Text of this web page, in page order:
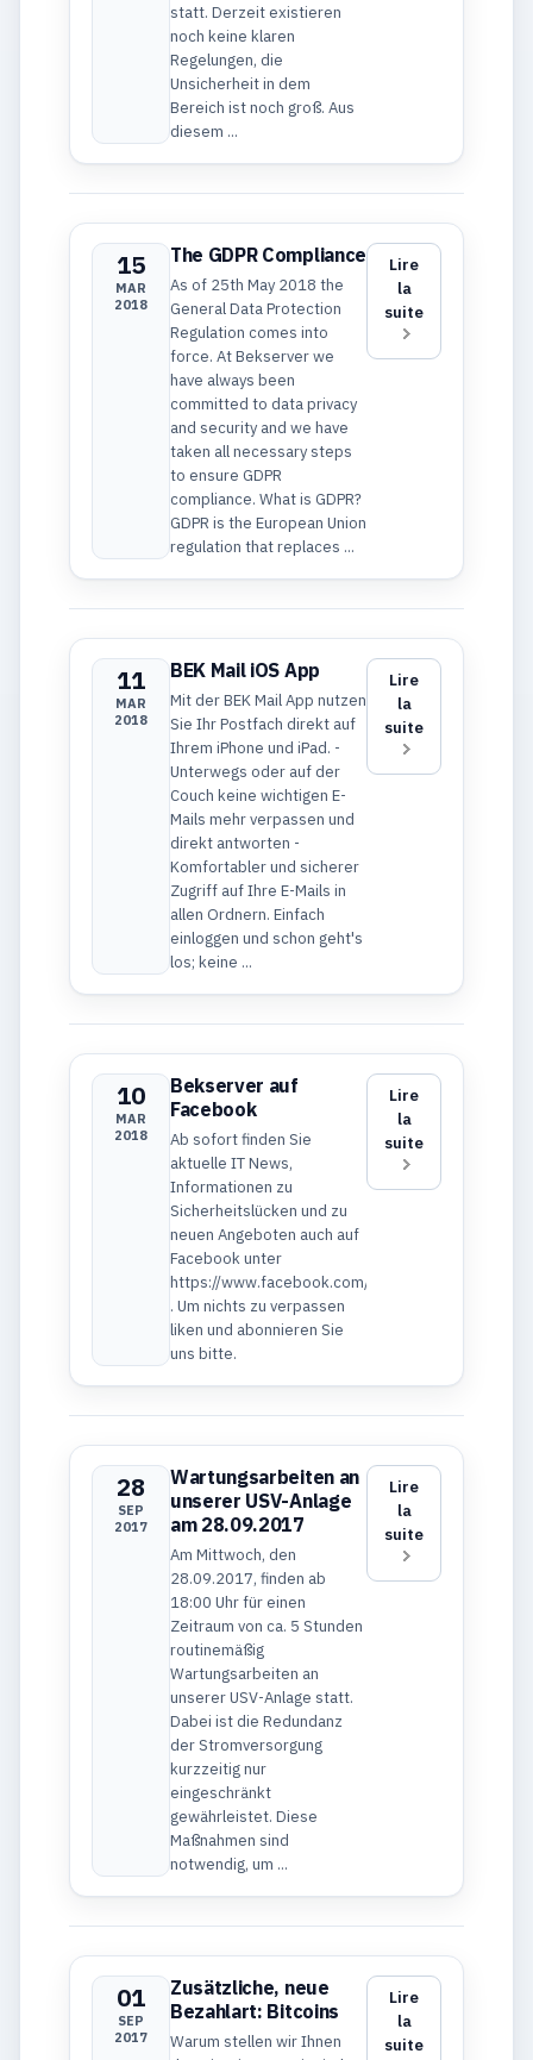
statt. Derzeit existieren
noch keine klaren
Regelungen, die
Unsicherheit in dem
Bereich ist noch groß. Aus
diesem ...
15
MAR
2018
The GDPR Compliance
As of 25th May 2018 the
General Data Protection
Regulation comes into
force. At Bekserver we
have always been
committed to data privacy
and security and we have
taken all necessary steps
to ensure GDPR
compliance. What is GDPR?
GDPR is the European Union
regulation that replaces ...
Lire
la
suite
11
MAR
2018
BEK Mail iOS App
Mit der BEK Mail App nutzen
Sie Ihr Postfach direkt auf
Ihrem iPhone und iPad. -
Unterwegs oder auf der
Couch keine wichtigen E-
Mails mehr verpassen und
direkt antworten -
Komfortabler und sicherer
Zugriff auf Ihre E-Mails in
allen Ordnern. Einfach
einloggen und schon geht's
los; keine ...
Lire
la
suite
10
MAR
2018
Bekserver auf
Facebook
Ab sofort finden Sie
aktuelle IT News,
Informationen zu
Sicherheitslücken und zu
neuen Angeboten auch auf
Facebook unter
https://www.facebook.com/bekserver/
. Um nichts zu verpassen
liken und abonnieren Sie
uns bitte.
Lire
la
suite
28
SEP
2017
Wartungsarbeiten an
unserer USV-Anlage
am 28.09.2017
Am Mittwoch, den
28.09.2017, finden ab
18:00 Uhr für einen
Zeitraum von ca. 5 Stunden
routinemäßig
Wartungsarbeiten an
unserer USV-Anlage statt.
Dabei ist die Redundanz
der Stromversorgung
kurzzeitig nur
eingeschränkt
gewährleistet. Diese
Maßnahmen sind
notwendig, um ...
Lire
la
suite
01
SEP
2017
Zusätzliche, neue
Bezahlart: Bitcoins
Warum stellen wir Ihnen
Lire
la
suite